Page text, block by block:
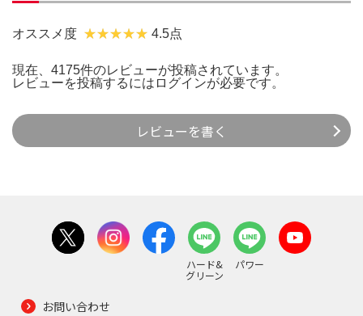
オススメ度 4.5点
現在、4175件のレビューが投稿されています。
レビューを投稿するには ログインが必要です。
レビューを書く
ハード&
グリーン
パワー
お問い合わせ